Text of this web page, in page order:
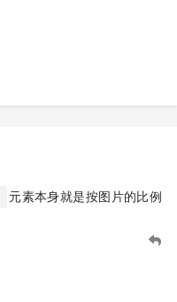
元素本身就是按图片的比例